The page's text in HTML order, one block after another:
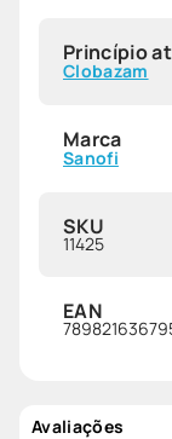
Princípio
Clobazam
Marca
Sanofi
SKU
11425
EAN
Avaliações